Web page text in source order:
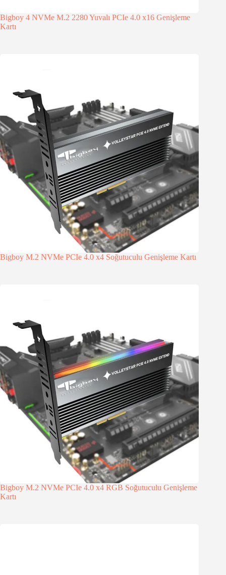
Bigboy 4 NVMe M.2 2280 Yuvalı PCIe 4.0 x16 Genişleme
Kartı
Bigboy M.2 NVMe PCIe 4.0 x4 Soğutuculu Genişleme Kartı
Bigboy M.2 NVMe PCIe 4.0 x4 RGB Soğutuculu Genişleme
Kartı